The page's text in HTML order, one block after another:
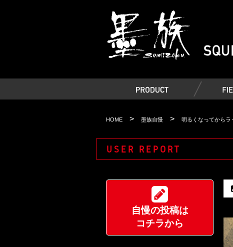
HOME > 墨族自慢 > 明るくなってからラ
USER REPORT
自慢の投稿は
コチラから